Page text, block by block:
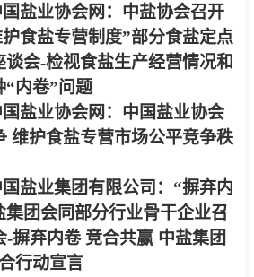
盐业协会网： 中盐协会召开
食盐专营制度”部分食盐定点
谈会-检视食盐生产经营情况和
“内卷”问题
盐业协会网： 中国盐业协会
维护食盐专营市场公平竞争秩
盐业集团有限公司： “摒弃内
集团会同部分行业骨干企业召
-摒弃内卷 竞合共赢 中盐集团
行动宣言